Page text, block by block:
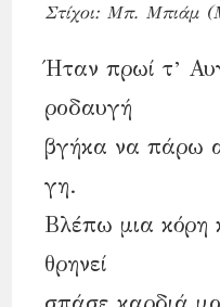
Στίχοι: Μπ. Μπιάμ
Ήταν πρωί τ’
ροδαυγή
βγήκα να πάρω
γη.
Βλέπω μια κόρη
θρηνεί